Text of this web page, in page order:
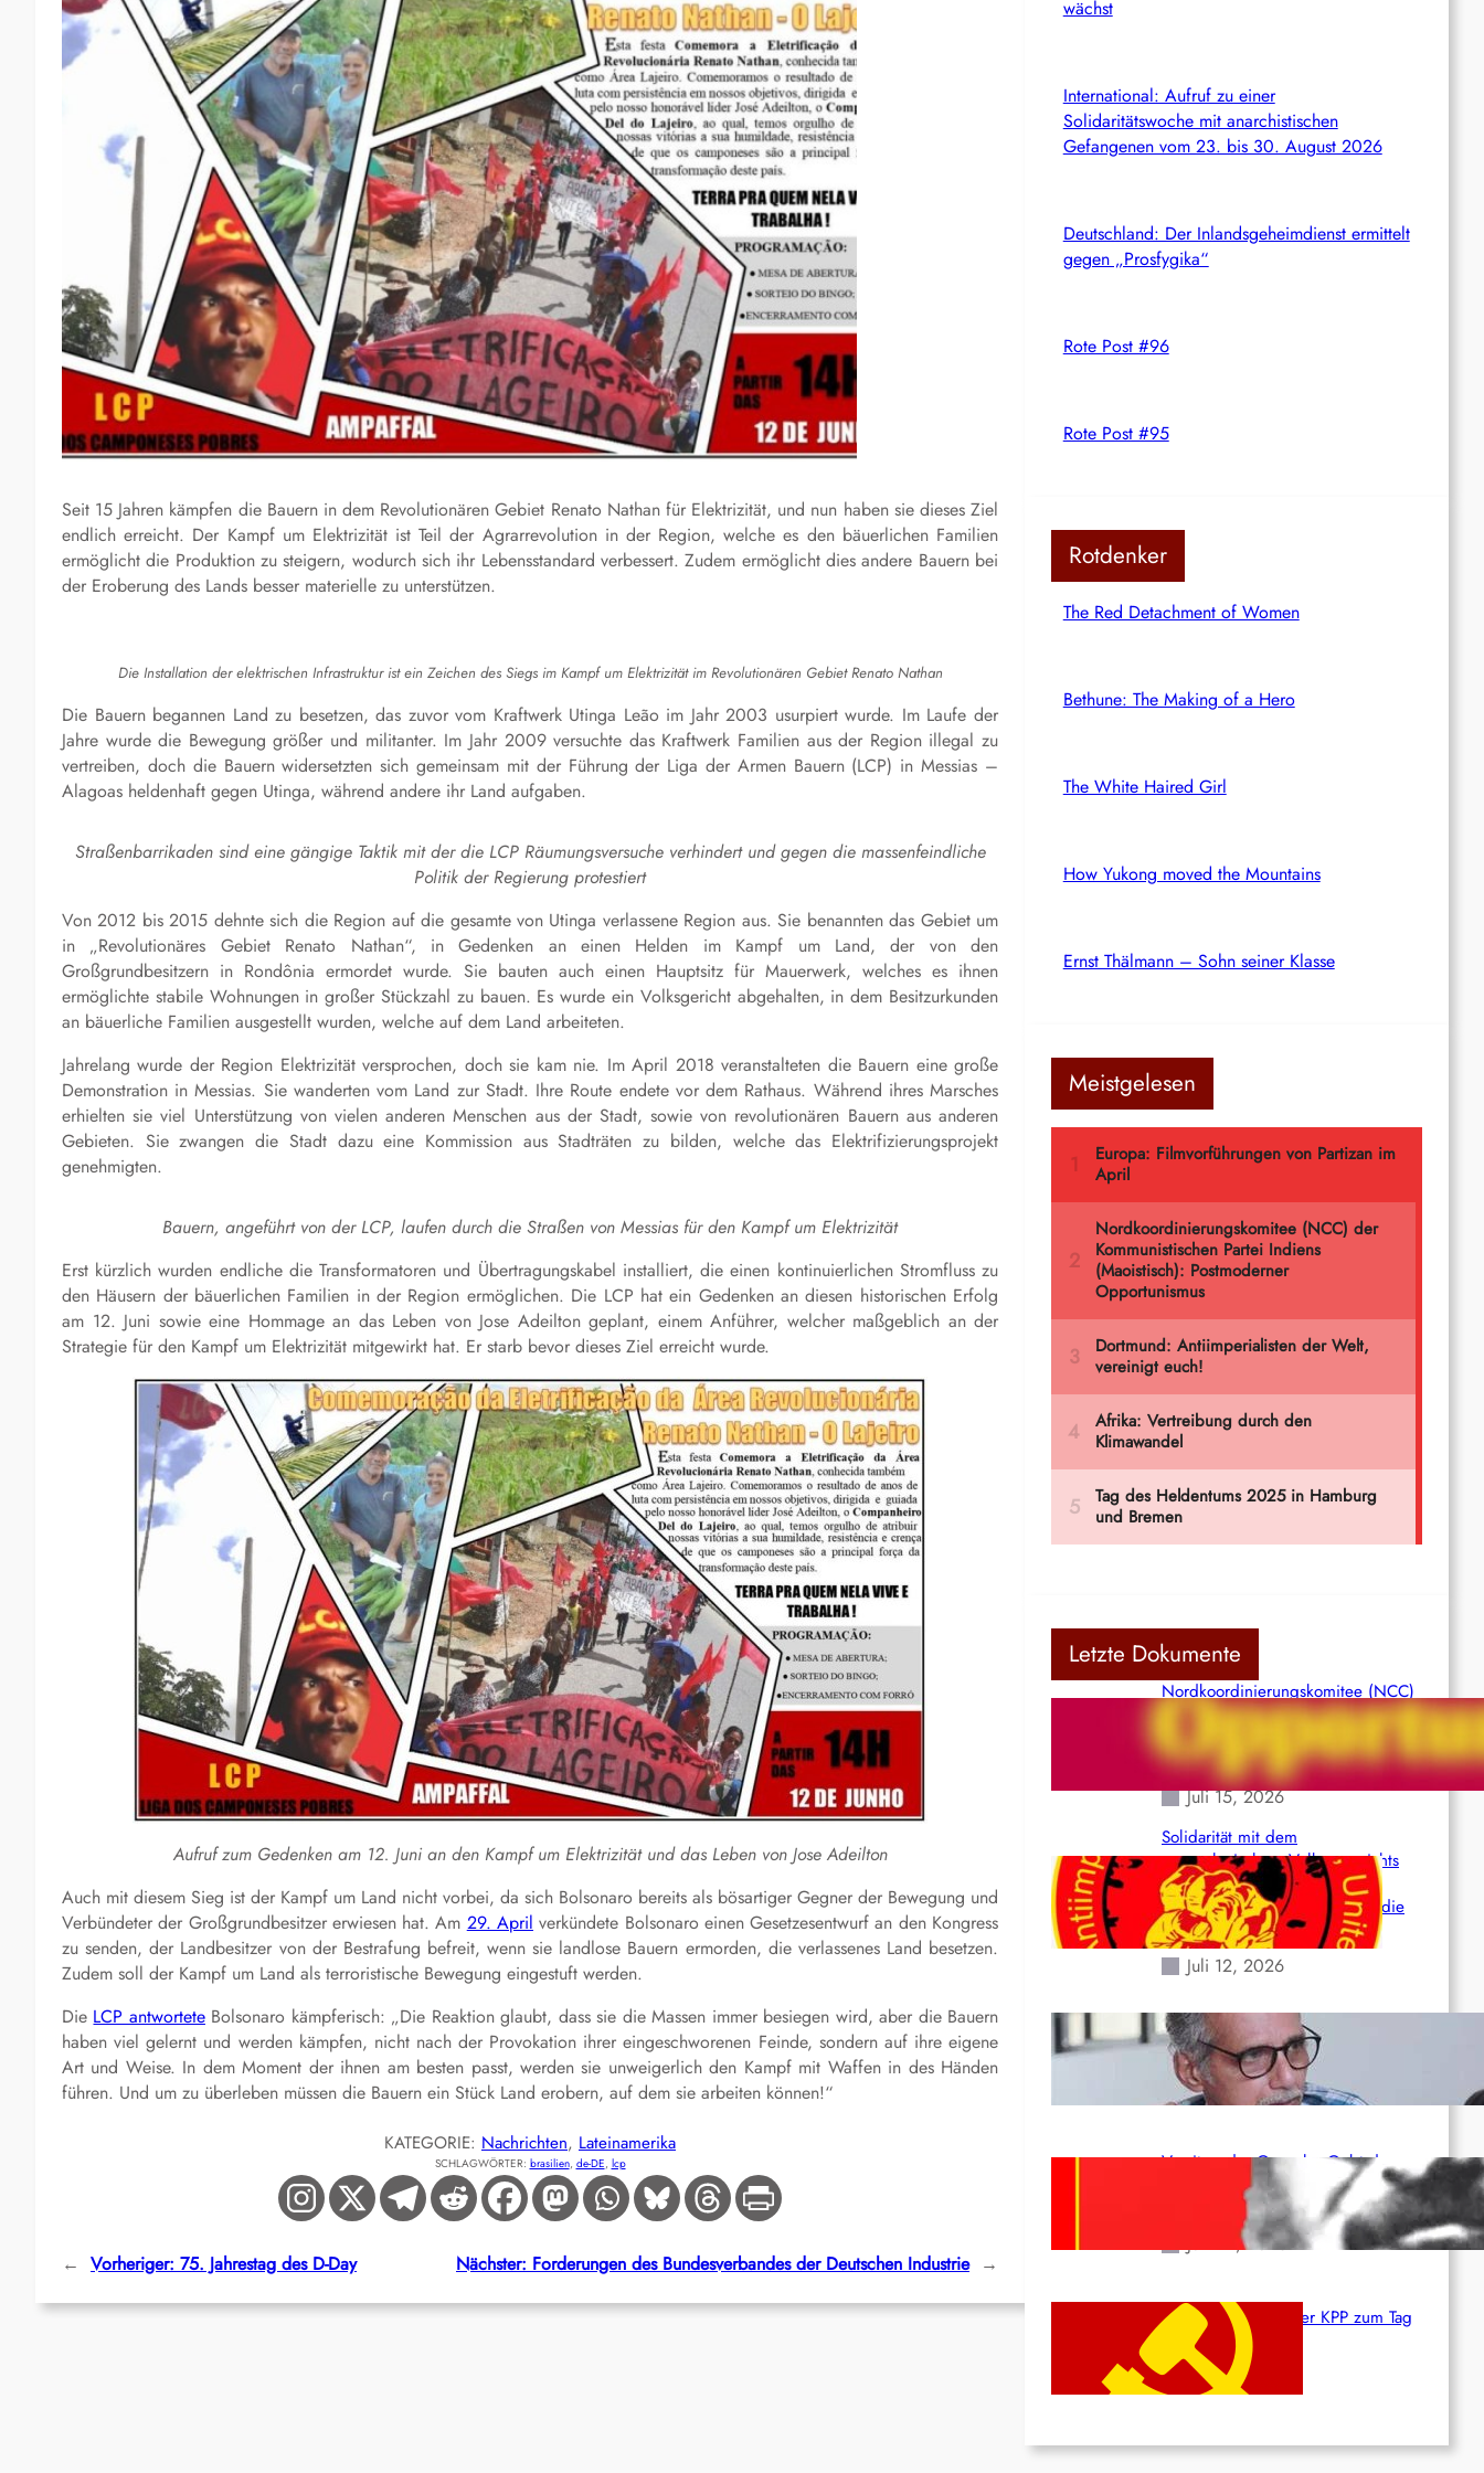
Seit 15 Jahren kämpfen die Bauern in dem Revolutionären Gebiet Renato Nathan für Elektrizität, und nun haben sie dieses Ziel
endlich erreicht. Der Kampf um Elektrizität ist Teil der Agrarrevolution in der Region, welche es den bäuerlichen Familien
ermöglicht die Produktion zu steigern, wodurch sich ihr Lebensstandard verbessert. Zudem ermöglicht dies andere Bauern bei
der Eroberung des Lands besser materielle zu unterstützen.
Die Installation der elektrischen Infrastruktur ist ein Zeichen des Siegs im Kampf um Elektrizität im Revolutionären Gebiet Renato Nathan
Die Bauern begannen Land zu besetzen, das zuvor vom Kraftwerk Utinga Leão im Jahr 2003 usurpiert wurde. Im Laufe der
Jahre wurde die Bewegung größer und militanter. Im Jahr 2009 versuchte das Kraftwerk Familien aus der Region illegal zu
vertreiben, doch die Bauern widersetzten sich gemeinsam mit der Führung der Liga der Armen Bauern (LCP) in Messias –
Alagoas heldenhaft gegen Utinga, während andere ihr Land aufgaben.
Straßenbarrikaden sind eine gängige Taktik mit der die LCP Räumungsversuche verhindert und gegen die massenfeindliche
Politik der Regierung protestiert
Von 2012 bis 2015 dehnte sich die Region auf die gesamte von Utinga verlassene Region aus. Sie benannten das Gebiet um
in „Revolutionäres Gebiet Renato Nathan“, in Gedenken an einen Helden im Kampf um Land, der von den
Großgrundbesitzern in Rondônia ermordet wurde. Sie bauten auch einen Hauptsitz für Mauerwerk, welches es ihnen
ermöglichte stabile Wohnungen in großer Stückzahl zu bauen. Es wurde ein Volksgericht abgehalten, in dem Besitzurkunden
an bäuerliche Familien ausgestellt wurden, welche auf dem Land arbeiteten.
Jahrelang wurde der Region Elektrizität versprochen, doch sie kam nie. Im April 2018 veranstalteten die Bauern eine große
Demonstration in Messias. Sie wanderten vom Land zur Stadt. Ihre Route endete vor dem Rathaus. Während ihres Marsches
erhielten sie viel Unterstützung von vielen anderen Menschen aus der Stadt, sowie von revolutionären Bauern aus anderen
Gebieten. Sie zwangen die Stadt dazu eine Kommission aus Stadträten zu bilden, welche das Elektrifizierungsprojekt
genehmigten.
Bauern, angeführt von der LCP, laufen durch die Straßen von Messias für den Kampf um Elektrizität
Erst kürzlich wurden endliche die Transformatoren und Übertragungskabel installiert, die einen kontinuierlichen Stromfluss zu
den Häusern der bäuerlichen Familien in der Region ermöglichen. Die LCP hat ein Gedenken an diesen historischen Erfolg
am 12. Juni sowie eine Hommage an das Leben von Jose Adeilton geplant, einem Anführer, welcher maßgeblich an der
Strategie für den Kampf um Elektrizität mitgewirkt hat. Er starb bevor dieses Ziel erreicht wurde.
Aufruf zum Gedenken am 12. Juni an den Kampf um Elektrizität und das Leben von Jose Adeilton
Auch mit diesem Sieg ist der Kampf um Land nicht vorbei, da sich Bolsonaro bereits als bösartiger Gegner der Bewegung und
Verbündeter der Großgrundbesitzer erwiesen hat. Am 29. April verkündete Bolsonaro einen Gesetzesentwurf an den Kongress
zu senden, der Landbesitzer von der Bestrafung befreit, wenn sie landlose Bauern ermorden, die verlassenes Land besetzen.
Zudem soll der Kampf um Land als terroristische Bewegung eingestuft werden.
Die LCP antworteteBolsonaro kämpferisch: „Die Reaktion glaubt, dass sie die Massen immer besiegen wird, aber die Bauern
haben viel gelernt und werden kämpfen, nicht nach der Provokation ihrer eingeschworenen Feinde, sondern auf ihre eigene
Art und Weise. In dem Moment der ihnen am besten passt, werden sie unweigerlich den Kampf mit Waffen in des Händen
führen. Und um zu überleben müssen die Bauern ein Stück Land erobern, auf dem sie arbeiten können!“
KATEGORIE: Nachrichten, Lateinamerika
SCHLAGWÖRTER: brasilien, de-DE, lcp
← Vorheriger: 75. Jahrestag des D-Day Nächster: Forderungen des Bundesverbandes der Deutschen Industrie →
wächst
International: Aufruf zu einer
Solidaritätswoche mit anarchistischen
Gefangenen vom 23. bis 30. August 2026
Deutschland: Der Inlandsgeheimdienst ermittelt
gegen „Prosfygika“
Rote Post #96
Rote Post #95
Rotdenker
The Red Detachment of Women
Bethune: The Making of a Hero
The White Haired Girl
How Yukong moved the Mountains
Ernst Thälmann – Sohn seiner Klasse
Meistgelesen
Letzte Dokumente
Nordkoordinierungskomitee (NCC)
der Kommunistischen Partei Indiens
(Maoistisch): Postmoderner
Opportunismus
Juli 15, 2026
Solidarität mit dem
venezolanischem Volk angesichts
der verlorenen Leben und der
katastrophalen Situation durch die
Erdbeben des 24. Juni!
Juli 12, 2026
Indien: „Die Politik der
Kapitulation“ von K. Murali (Ajith)
Juli 1, 2026
Vorsitzender Gonzalo: Gebt das
Leben für die Partei und die
Juni 19, 2026
Beschluss des ZK der KPP zum Tag
des Heldentums
Juni 19, 2026